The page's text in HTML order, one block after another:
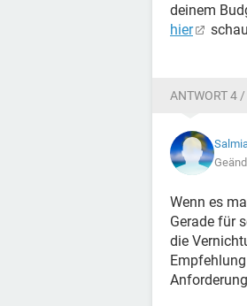
deinem
hier
ANTWORT 4
Wenn es
Gerade für
die